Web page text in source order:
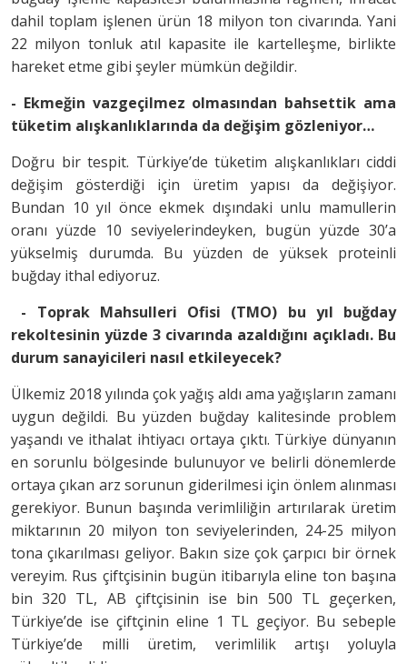
dahil toplam işlenen ürün 18 milyon ton civarında. Yani
22 milyon tonluk atıl kapasite ile kartelleşme, birlikte
hareket etme gibi şeyler mümkün değildir.
- Ekmeğin vazgeçilmez olmasından bahsettik ama
tüketim alışkanlıklarında da değişim gözleniyor…
Doğru bir tespit. Türkiye’de tüketim alışkanlıkları ciddi
değişim gösterdiği için üretim yapısı da değişiyor.
Bundan 10 yıl önce ekmek dışındaki unlu mamullerin
oranı yüzde 10 seviyelerindeyken, bugün yüzde 30’a
yükselmiş durumda. Bu yüzden de yüksek proteinli
buğday ithal ediyoruz.
- Toprak Mahsulleri Ofisi (TMO) bu yıl buğday
rekoltesinin yüzde 3 civarında azaldığını açıkladı. Bu
durum sanayicileri nasıl etkileyecek?
Ülkemiz 2018 yılında çok yağış aldı ama yağışların zamanı
uygun değildi. Bu yüzden buğday kalitesinde problem
yaşandı ve ithalat ihtiyacı ortaya çıktı. Türkiye dünyanın
en sorunlu bölgesinde bulunuyor ve belirli dönemlerde
ortaya çıkan arz sorunun giderilmesi için önlem alınması
gerekiyor. Bunun başında verimliliğin artırılarak üretim
miktarının 20 milyon ton seviyelerinden, 24-25 milyon
tona çıkarılması geliyor. Bakın size çok çarpıcı bir örnek
vereyim. Rus çiftçisinin bugün itibarıyla eline ton başına
bin 320 TL, AB çiftçisinin ise bin 500 TL geçerken,
Türkiye’de ise çiftçinin eline 1 TL geçiyor. Bu sebeple
Türkiye’de milli üretim, verimlilik artışı yoluyla